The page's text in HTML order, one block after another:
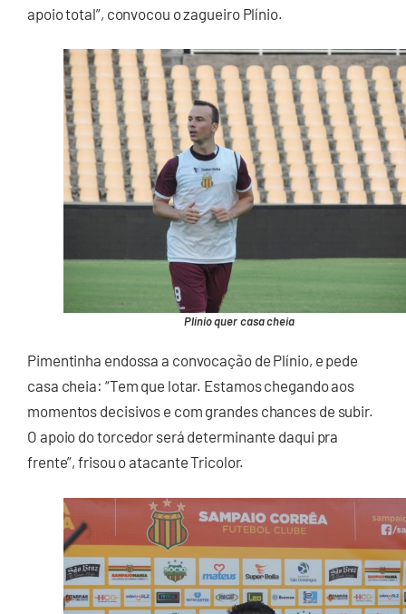
apoio total”, convocou o zagueiro Plínio.
Plínio quer casa cheia
Pimentinha endossa a convocação de Plínio, e pede
casa cheia: “Tem que lotar. Estamos chegando aos
momentos decisivos e com grandes chances de subir.
O apoio do torcedor será determinante daqui pra
frente”, frisou o atacante Tricolor.